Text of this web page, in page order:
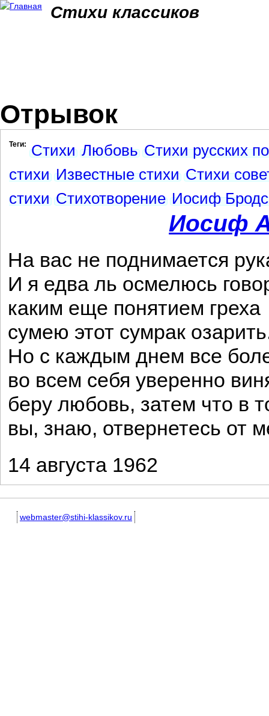
Стихи классиков
Отрывок
Теги: Стихи Любовь Стихи русских
стихи Известные стихи Стихи
стихи Стихотворение Иосиф
Иосиф
На вас не поднимается
И я едва ль осмелюсь
каким еще понятием греха
сумею этот сумрак
Но с каждым днем все
во всем себя уверенно
беру любовь, затем что в
вы, знаю, отвернетесь от
14 августа 1962
webmaster@stihi-klassikov.ru